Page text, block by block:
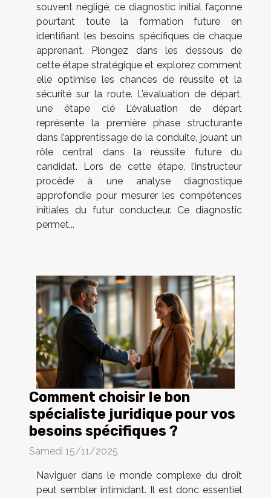
souvent négligé, ce diagnostic initial façonne
pourtant toute la formation future en
identifiant les besoins spécifiques de chaque
apprenant. Plongez dans les dessous de
cette étape stratégique et explorez comment
elle optimise les chances de réussite et la
sécurité sur la route. L’évaluation de départ,
une étape clé L’évaluation de départ
représente la première phase structurante
dans l’apprentissage de la conduite, jouant un
rôle central dans la réussite future du
candidat. Lors de cette étape, l’instructeur
procède à une analyse diagnostique
approfondie pour mesurer les compétences
initiales du futur conducteur. Ce diagnostic
permet...
Comment choisir le bon
spécialiste juridique pour vos
besoins spécifiques ?
Samedi 15/11/2025
Naviguer dans le monde complexe du droit
peut sembler intimidant. Il est donc essentiel